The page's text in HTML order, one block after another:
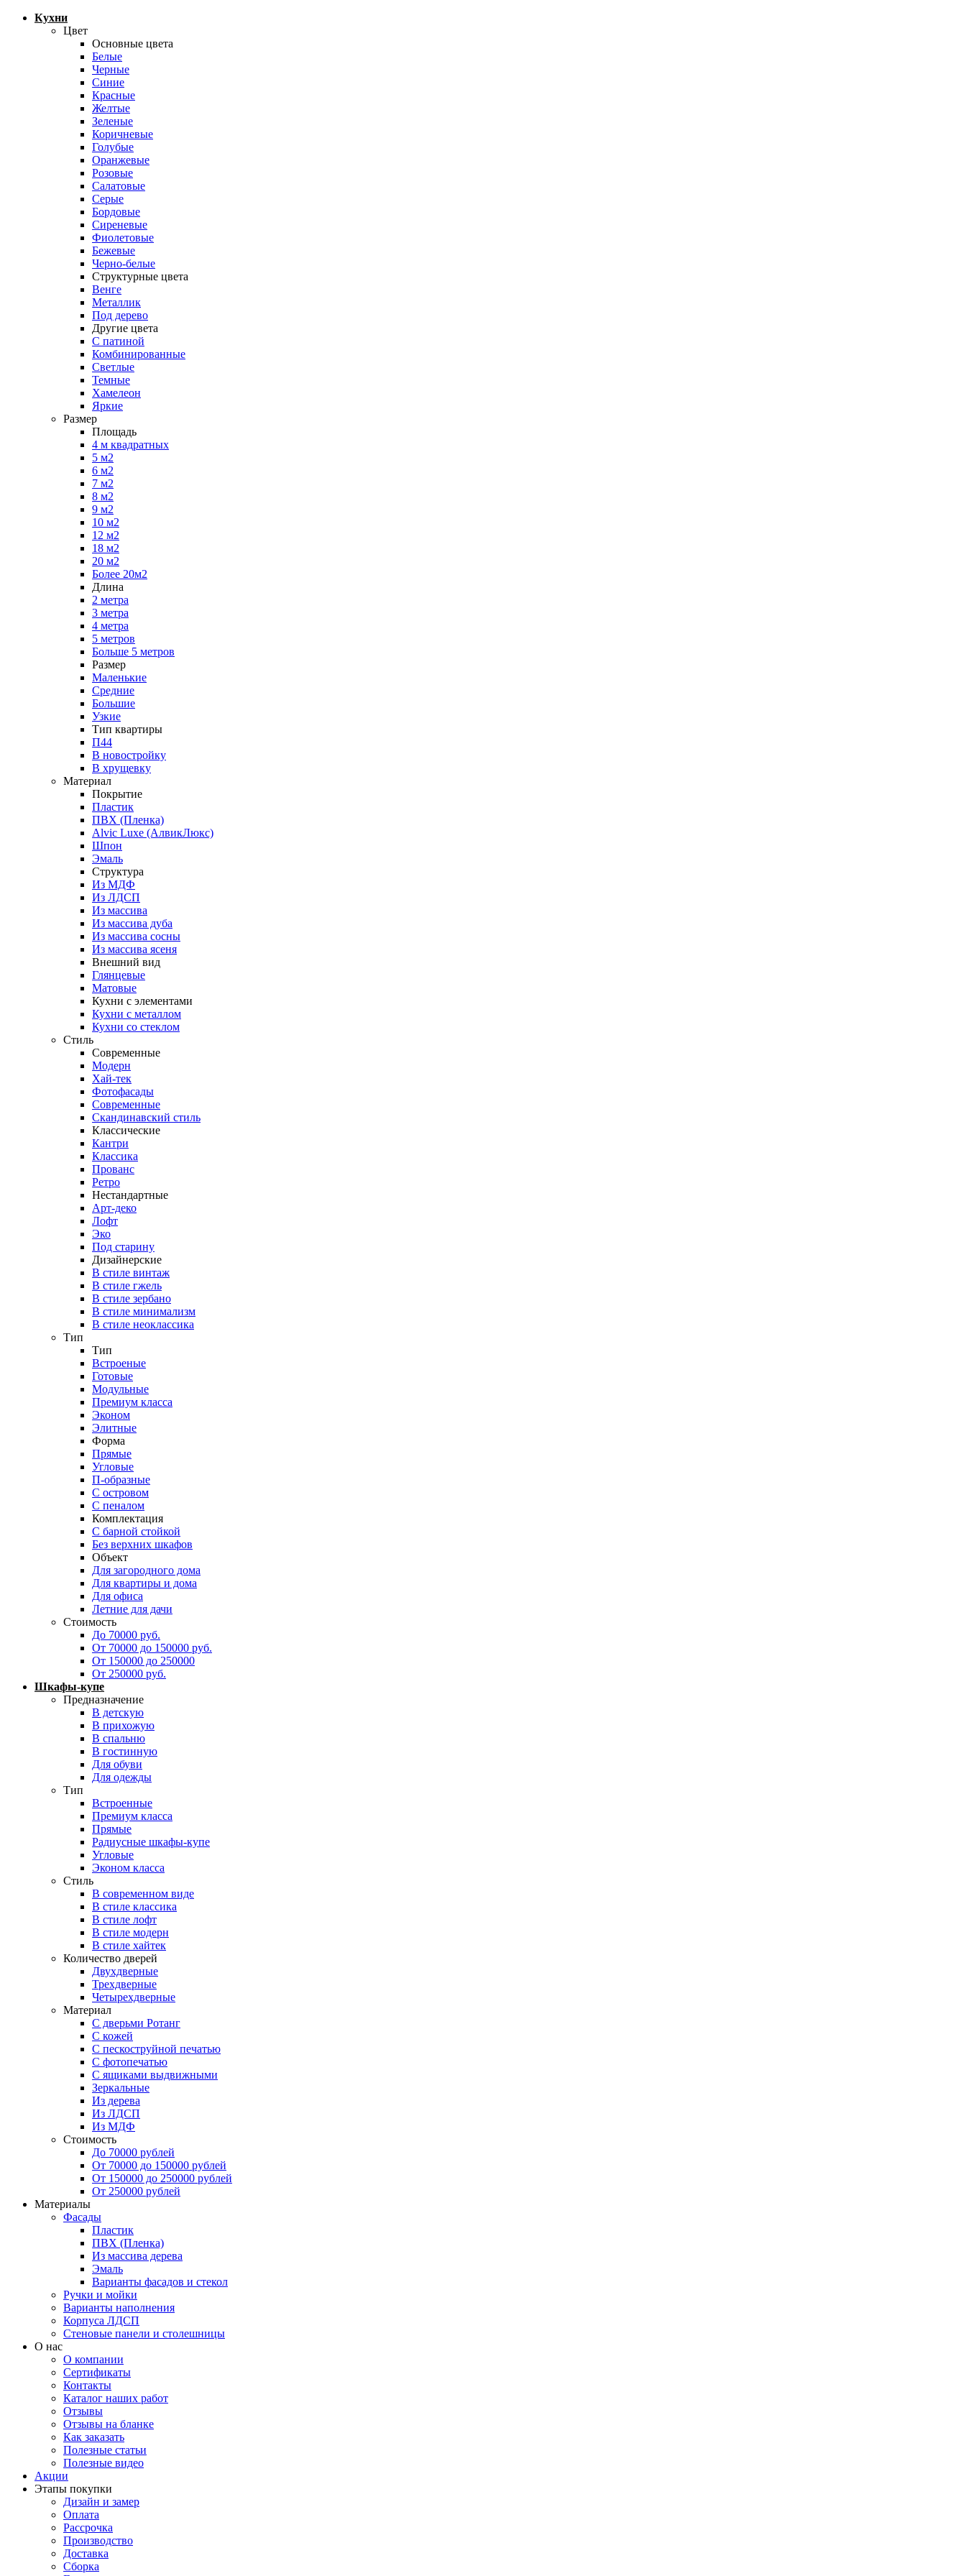
Кухни
Цвет
Основные цвета
Белые
Черные
Синие
Красные
Желтые
Зеленые
Коричневые
Голубые
Оранжевые
Розовые
Салатовые
Серые
Бордовые
Сиреневые
Фиолетовые
Бежевые
Черно-белые
Структурные цвета
Венге
Металлик
Под дерево
Другие цвета
С патиной
Комбинированные
Светлые
Темные
Хамелеон
Яркие
Размер
Площадь
4 м квадратных
5 м2
6 м2
7 м2
8 м2
9 м2
10 м2
12 м2
18 м2
20 м2
Более 20м2
Длина
2 метра
3 метра
4 метра
5 метров
Больше 5 метров
Размер
Маленькие
Средние
Большие
Узкие
Тип квартиры
П44
В новостройку
В хрущевку
Материал
Покрытие
Пластик
ПВХ (Пленка)
Alvic Luxe (АлвикЛюкс)
Шпон
Эмаль
Структура
Из МДФ
Из ЛДСП
Из массива
Из массива дуба
Из массива сосны
Из массива ясеня
Внешний вид
Глянцевые
Матовые
Кухни с элементами
Кухни с металлом
Кухни со стеклом
Стиль
Современные
Модерн
Хай-тек
Фотофасады
Современные
Скандинавский стиль
Классические
Кантри
Классика
Прованс
Ретро
Нестандартные
Арт-деко
Лофт
Эко
Под старину
Дизайнерские
В стиле винтаж
В стиле гжель
В стиле зербано
В стиле минимализм
В стиле неоклассика
Тип
Тип
Встроеные
Готовые
Модульные
Премиум класса
Эконом
Элитные
Форма
Прямые
Угловые
П-образные
С островом
С пеналом
Комплектация
C барной стойкой
Без верхних шкафов
Объект
Для загородного дома
Для квартиры и дома
Для офиса
Летние для дачи
Стоимость
До 70000 руб.
От 70000 до 150000 руб.
От 150000 до 250000
От 250000 руб.
Шкафы-купе
Предназначение
В детскую
В прихожую
В спальню
В гостинную
Для обуви
Для одежды
Тип
Встроенные
Премиум класса
Прямые
Радиусные шкафы-купе
Угловые
Эконом класса
Стиль
В современном виде
В стиле классика
В стиле лофт
В стиле модерн
В стиле хайтек
Количество дверей
Двухдверные
Трехдверные
Четырехдверные
Материал
C дверьми Ротанг
C кожей
C пескоструйной печатью
C фотопечатью
C ящиками выдвижными
Зеркальные
Из дерева
Из ЛДСП
Из МДФ
Стоимость
До 70000 рублей
От 70000 до 150000 рублей
От 150000 до 250000 рублей
От 250000 рублей
Материалы
Фасады
Пластик
ПВХ (Пленка)
Из массива дерева
Эмаль
Варианты фасадов и стекол
Ручки и мойки
Варианты наполнения
Корпуса ЛДСП
Стеновые панели и столешницы
О нас
О компании
Сертификаты
Контакты
Каталог наших работ
Отзывы
Отзывы на бланке
Как заказать
Полезные статьи
Полезные видео
Акции
Этапы покупки
Дизайн и замер
Оплата
Рассрочка
Производство
Доставка
Сборка